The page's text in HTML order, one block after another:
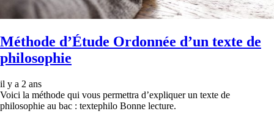
Méthode d’Étude Ordonnée d’un texte de
philosophie
il y a 2 ans
Voici la méthode qui vous permettra d’expliquer un texte de
philosophie au bac : textephilo Bonne lecture.